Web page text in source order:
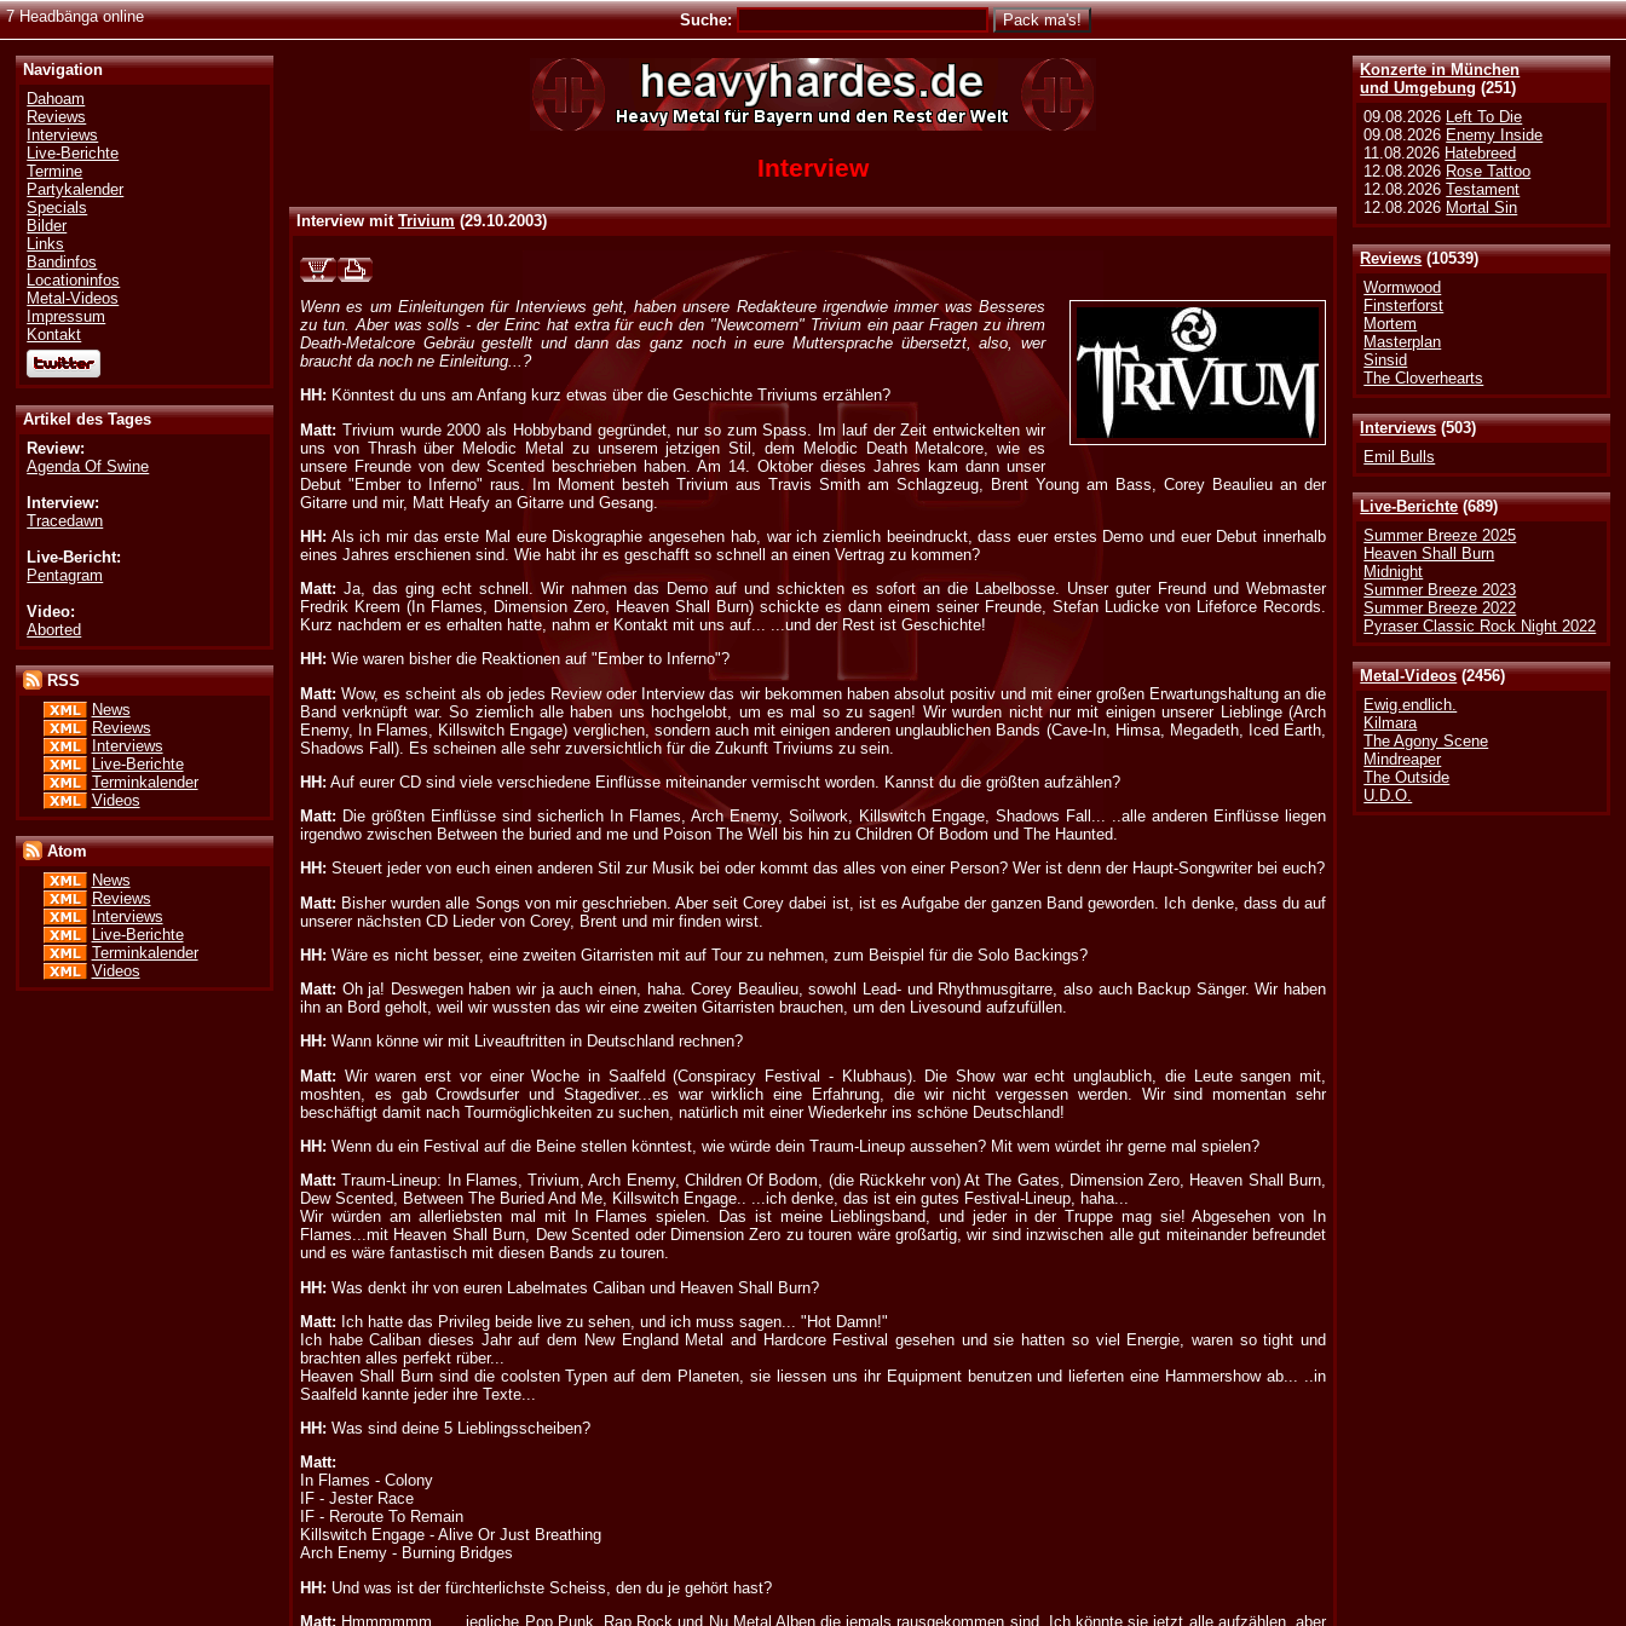
7 Headbänga online Suche:
Konzerte in München
und Umgebung (251)
09.08.2026 Left To Die
09.08.2026 Enemy Inside
11.08.2026 Hatebreed
12.08.2026 Rose Tattoo
12.08.2026Testament
12.08.2026 Mortal Sin
Reviews(10539)
Wormwood
Finsterforst
Mortem
Masterplan
Sinsid
The Cloverhearts
Interviews(503)
Emil Bulls
Live-Berichte(689)
Summer Breeze 2025
Heaven Shall Burn
Midnight
Summer Breeze 2023
Summer Breeze 2022
Pyraser Classic Rock Night 2022
Metal-Videos(2456)
Ewig.endlich.
Kilmara
The Agony Scene
Mindreaper
The Outside
U.D.O.
Navigation
Dahoam
Reviews
Interviews
Live-Berichte
Termine
Partykalender
Specials
Bilder
Links
Bandinfos
Locationinfos
Metal-Videos
Impressum
Kontakt
Artikel des Tages
Review:
Agenda Of Swine
Interview:
Tracedawn
Live-Bericht:
Pentagram
Video:
Aborted
RSS
News
Reviews
Interviews
Live-Berichte
Terminkalender
Videos
Atom
News
Reviews
Interviews
Live-Berichte
Terminkalender
Videos
Interview
Interview mitTrivium(29.10.2003)
Wenn es um Einleitungen für Interviews geht, haben unsere Redakteure irgendwie immer was Besseres
zu tun. Aber was solls - der Erinc hat extra für euch den "Newcomern" Trivium ein paar Fragen zu ihrem
Death-Metalcore Gebräu gestellt und dann das ganz noch in eure Muttersprache übersetzt, also, wer
braucht da noch ne Einleitung...?
HH: Könntest du uns am Anfang kurz etwas über die Geschichte Triviums erzählen?
Matt: Trivium wurde 2000 als Hobbyband gegründet, nur so zum Spass. Im lauf der Zeit entwickelten wir
uns von Thrash über Melodic Metal zu unserem jetzigen Stil, dem Melodic Death Metalcore, wie es
unsere Freunde von dew Scented beschrieben haben. Am 14. Oktober dieses Jahres kam dann unser
Debut "Ember to Inferno" raus. Im Moment besteh Trivium aus Travis Smith am Schlagzeug, Brent Young am Bass, Corey Beaulieu an der
Gitarre und mir, Matt Heafy an Gitarre und Gesang.
HH: Als ich mir das erste Mal eure Diskographie angesehen hab, war ich ziemlich beeindruckt, dass euer erstes Demo und euer Debut innerhalb
eines Jahres erschienen sind. Wie habt ihr es geschafft so schnell an einen Vertrag zu kommen?
Matt: Ja, das ging echt schnell. Wir nahmen das Demo auf und schickten es sofort an die Labelbosse. Unser guter Freund und Webmaster
Fredrik Kreem (In Flames, Dimension Zero, Heaven Shall Burn) schickte es dann einem seiner Freunde, Stefan Ludicke von Lifeforce Records.
Kurz nachdem er es erhalten hatte, nahm er Kontakt mit uns auf... ...und der Rest ist Geschichte!
HH: Wie waren bisher die Reaktionen auf "Ember to Inferno"?
Matt: Wow, es scheint als ob jedes Review oder Interview das wir bekommen haben absolut positiv und mit einer großen Erwartungshaltung an die
Band verknüpft war. So ziemlich alle haben uns hochgelobt, um es mal so zu sagen! Wir wurden nicht nur mit einigen unserer Lieblinge (Arch
Enemy, In Flames, Killswitch Engage) verglichen, sondern auch mit einigen anderen unglaublichen Bands (Cave-In, Himsa, Megadeth, Iced Earth,
Shadows Fall). Es scheinen alle sehr zuversichtlich für die Zukunft Triviums zu sein.
HH: Auf eurer CD sind viele verschiedene Einflüsse miteinander vermischt worden. Kannst du die größten aufzählen?
Matt: Die größten Einflüsse sind sicherlich In Flames, Arch Enemy, Soilwork, Killswitch Engage, Shadows Fall... ..alle anderen Einflüsse liegen
irgendwo zwischen Between the buried and me und Poison The Well bis hin zu Children Of Bodom und The Haunted.
HH: Steuert jeder von euch einen anderen Stil zur Musik bei oder kommt das alles von einer Person? Wer ist denn der Haupt-Songwriter bei euch?
Matt: Bisher wurden alle Songs von mir geschrieben. Aber seit Corey dabei ist, ist es Aufgabe der ganzen Band geworden. Ich denke, dass du auf
unserer nächsten CD Lieder von Corey, Brent und mir finden wirst.
HH: Wäre es nicht besser, eine zweiten Gitarristen mit auf Tour zu nehmen, zum Beispiel für die Solo Backings?
Matt: Oh ja! Deswegen haben wir ja auch einen, haha. Corey Beaulieu, sowohl Lead- und Rhythmusgitarre, also auch Backup Sänger. Wir haben
ihn an Bord geholt, weil wir wussten das wir eine zweiten Gitarristen brauchen, um den Livesound aufzufüllen.
HH: Wann könne wir mit Liveauftritten in Deutschland rechnen?
Matt: Wir waren erst vor einer Woche in Saalfeld (Conspiracy Festival - Klubhaus). Die Show war echt unglaublich, die Leute sangen mit,
moshten, es gab Crowdsurfer und Stagediver...es war wirklich eine Erfahrung, die wir nicht vergessen werden. Wir sind momentan sehr
beschäftigt damit nach Tourmöglichkeiten zu suchen, natürlich mit einer Wiederkehr ins schöne Deutschland!
HH: Wenn du ein Festival auf die Beine stellen könntest, wie würde dein Traum-Lineup aussehen? Mit wem würdet ihr gerne mal spielen?
Matt: Traum-Lineup: In Flames, Trivium, Arch Enemy, Children Of Bodom, (die Rückkehr von) At The Gates, Dimension Zero, Heaven Shall Burn,
Dew Scented, Between The Buried And Me, Killswitch Engage.. ...ich denke, das ist ein gutes Festival-Lineup, haha...
Wir würden am allerliebsten mal mit In Flames spielen. Das ist meine Lieblingsband, und jeder in der Truppe mag sie! Abgesehen von In
Flames...mit Heaven Shall Burn, Dew Scented oder Dimension Zero zu touren wäre großartig, wir sind inzwischen alle gut miteinander befreundet
und es wäre fantastisch mit diesen Bands zu touren.
HH: Was denkt ihr von euren Labelmates Caliban und Heaven Shall Burn?
Matt: Ich hatte das Privileg beide live zu sehen, und ich muss sagen... "Hot Damn!"
Ich habe Caliban dieses Jahr auf dem New England Metal and Hardcore Festival gesehen und sie hatten so viel Energie, waren so tight und
brachten alles perfekt rüber...
Heaven Shall Burn sind die coolsten Typen auf dem Planeten, sie liessen uns ihr Equipment benutzen und lieferten eine Hammershow ab... ..in
Saalfeld kannte jeder ihre Texte...
HH: Was sind deine 5 Lieblingsscheiben?
Matt:
In Flames - Colony
IF - Jester Race
IF - Reroute To Remain
Killswitch Engage - Alive Or Just Breathing
Arch Enemy - Burning Bridges
HH: Und was ist der fürchterlichste Scheiss, den du je gehört hast?
Matt: Hmmmmmm... ...jegliche Pop Punk, Rap Rock und Nu Metal Alben die jemals rausgekommen sind. Ich könnte sie jetzt alle aufzählen, aber